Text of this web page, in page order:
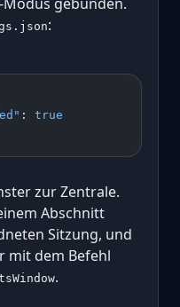
:
: true
zur Zentrale.
Abschnitt
Sitzung, und
mit dem Befehl
.